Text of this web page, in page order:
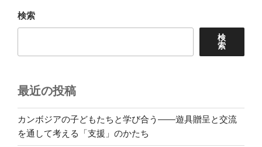
検索
検
索
最近の投稿
カンボジアの子どもたちと学び合う――遊具贈呈と交流
を通して考える「支援」のかたち